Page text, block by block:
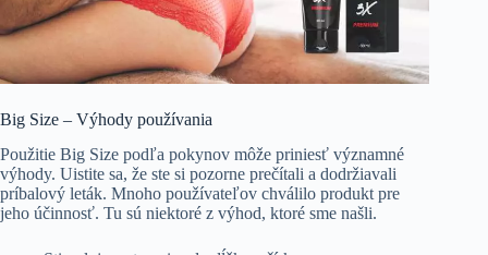
Big Size – Výhody používania
Použitie Big Size podľa pokynov môže priniesť významné
výhody. Uistite sa, že ste si pozorne prečítali a dodržiavali
príbalový leták. Mnoho používateľov chválilo produkt pre
jeho účinnosť. Tu sú niektoré z výhod, ktoré sme našli.